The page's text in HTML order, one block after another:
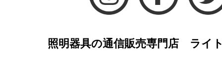
照明器具の通信販売専門店 ライ